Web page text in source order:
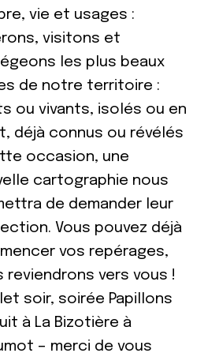
vie et usages :
visitons et
les plus beaux
de notre territoire :
ou vivants, isolés ou en
déjà connus ou révélés
occasion, une
cartographie nous
de demander leur
Vous pouvez déjà
vos repérages,
reviendrons vers vous !
soir, soirée Papillons
à La Bizotière à
– merci de vous